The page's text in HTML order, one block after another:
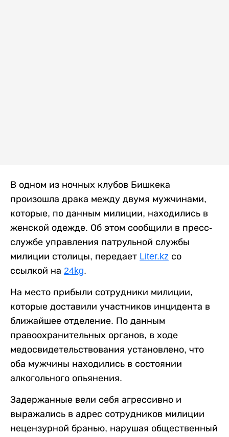
В одном из ночных клубов Бишкека
произошла драка между двумя мужчинами,
которые, по данным милиции, находились в
женской одежде. Об этом сообщили в пресс-
службе управления патрульной службы
милиции столицы, передает Liter.kz со
ссылкой на 24kg.
На место прибыли сотрудники милиции,
которые доставили участников инцидента в
ближайшее отделение. По данным
правоохранительных органов, в ходе
медосвидетельствования установлено, что
оба мужчины находились в состоянии
алкогольного опьянения.
Задержанные вели себя агрессивно и
выражались в адрес сотрудников милиции
нецензурной бранью, нарушая общественный